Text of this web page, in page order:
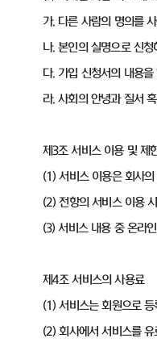
가. 다른 사람의 명의를
나. 본인의 실명으로 신청
다. 가입 신청서의 내용
라. 사회의 안녕과 질서
제3조 서비스 이용 및 제
(1) 서비스 이용은 회사
(2) 전항의 서비스 이용
(3) 서비스 내용 중 온라
제4조 서비스의 사용료
(1) 서비스는 회원으로
(2) 회사에서 서비스를